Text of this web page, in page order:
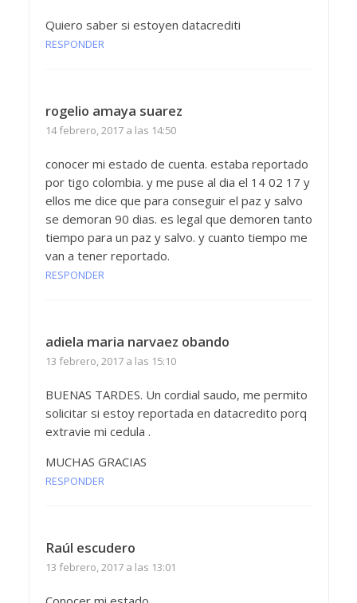
Quiero saber si estoyen datacrediti
RESPONDER
rogelio amaya suarez
14 febrero, 2017 a las 14:50
conocer mi estado de cuenta. estaba reportado
por tigo colombia. y me puse al dia el 14 02 17 y
ellos me dice que para conseguir el paz y salvo
se demoran 90 dias. es legal que demoren tanto
tiempo para un paz y salvo. y cuanto tiempo me
van a tener reportado.
RESPONDER
adiela maria narvaez obando
13 febrero, 2017 a las 15:10
BUENAS TARDES. Un cordial saudo, me permito
solicitar si estoy reportada en datacredito porq
extravie mi cedula .
MUCHAS GRACIAS
RESPONDER
Raúl escudero
13 febrero, 2017 a las 13:01